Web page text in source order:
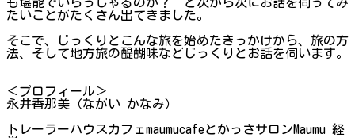
たいことがたくさん出てきました。
そこで、じっくりとこんな旅を始めたきっかけから、旅の方
法、そして地方旅の醍醐味などじっくりとお話を伺います。
＜プロフィール＞
永井香那美（ながい かなみ）
トレーラーハウスカフェmaumucafeとかっさサロンMaumu 経